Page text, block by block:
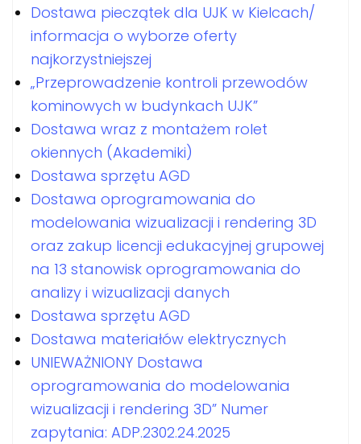
Dostawa pieczątek dla UJK w Kielcach/
informacja o wyborze oferty
najkorzystniejszej
„Przeprowadzenie kontroli przewodów
kominowych w budynkach UJK”
Dostawa wraz z montażem rolet
okiennych (Akademiki)
Dostawa sprzętu AGD
Dostawa oprogramowania do
modelowania wizualizacji i rendering 3D
oraz zakup licencji edukacyjnej grupowej
na 13 stanowisk oprogramowania do
analizy i wizualizacji danych
Dostawa sprzętu AGD
Dostawa materiałów elektrycznych
UNIEWAŻNIONY Dostawa
oprogramowania do modelowania
wizualizacji i rendering 3D” Numer
zapytania: ADP.2302.24.2025